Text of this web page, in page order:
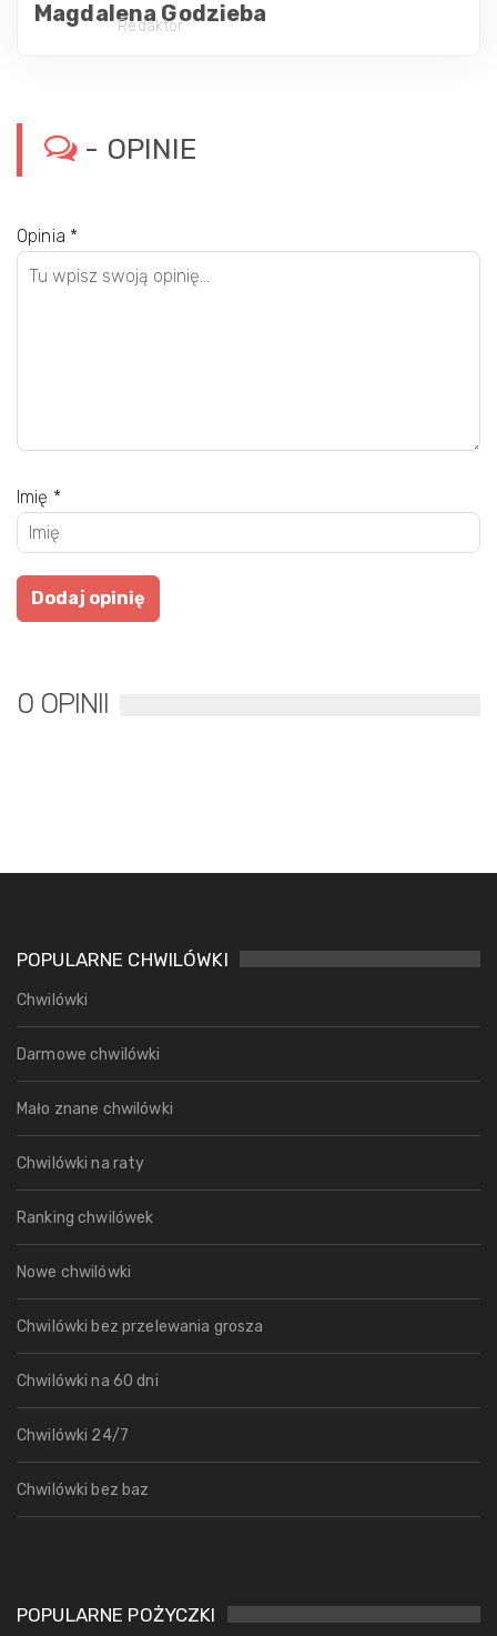
Magdalena Godzieba
Redaktor
- OPINIE
Opinia *
Imię *
0 OPINII
POPULARNE CHWILÓWKI
Chwilówki
Darmowe chwilówki
Mało znane chwilówki
Chwilówki na raty
Ranking chwilówek
Nowe chwilówki
Chwilówki bez przelewania grosza
Chwilówki na 60 dni
Chwilówki 24/7
Chwilówki bez baz
POPULARNE POŻYCZKI